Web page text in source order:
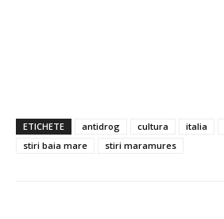
ETICHETE antidrog cultura italia
stiri baia mare
stiri maramures